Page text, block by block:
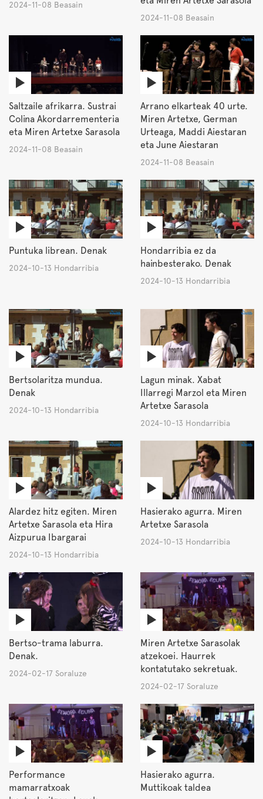
2024-11-08 Beasain
2024-11-08 Beasain
Saltzaile afrikarra. Sustrai
Colina Akordarrementeria
eta Miren Artetxe Sarasola
2024-11-08 Beasain
Arrano elkarteak 40 urte.
Miren Artetxe, German
Urteaga, Maddi Aiestaran
eta June Aiestaran
2024-11-08 Beasain
Puntuka librean. Denak
2024-10-13 Hondarribia
Hondarribia ez da
hainbesterako. Denak
2024-10-13 Hondarribia
Bertsolaritza mundua.
Denak
2024-10-13 Hondarribia
Lagun minak. Xabat
Illarregi Marzol eta Miren
Artetxe Sarasola
2024-10-13 Hondarribia
Alardez hitz egiten. Miren
Artetxe Sarasola eta Hira
Aizpurua Ibargarai
2024-10-13 Hondarribia
Hasierako agurra. Miren
Artetxe Sarasola
2024-10-13 Hondarribia
Bertso-trama laburra.
Denak.
2024-02-17 Soraluze
Miren Artetxe Sarasolak
atzekoei. Haurrek
kontatutako sekretuak.
2024-02-17 Soraluze
Performance
mamarratxoak
Hasierako agurra.
Muttikoak taldea